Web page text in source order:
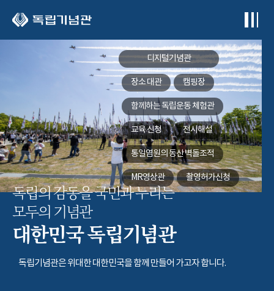
디지털기념관
장소 대관 캠핑장
함께하는독립운동 체험관
교육 신청 전시해설
통일염원의 동산벽돌조적
MR영상관 촬영허가신청
독립의 감동을 국민과 누리는
모두의 기념관
대한민국 독립기념관
독립기념관은 위대한 대한민국을 함께 만들어 가고자 합니다.